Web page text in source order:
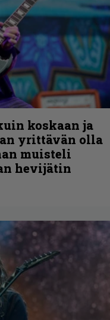
koskaan ja
yrittävän olla
muisteli
hevijätin